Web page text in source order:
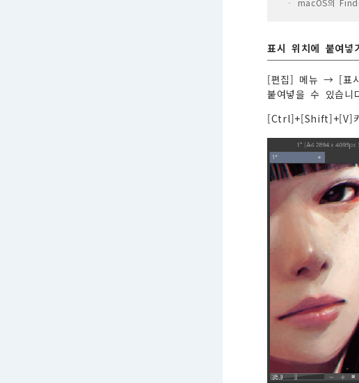
· macOS의
표시 위치에 붙여넣
[편집] 메뉴 → [표시
붙여넣을 수 있습
[Ctrl]+[Shift]+[V]키